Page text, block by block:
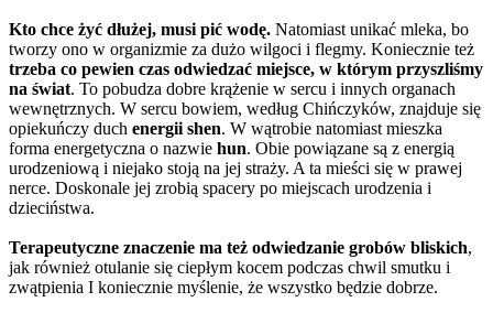
Kto chce żyć dłużej, musi pić wodę. Natomiast unikać mleka, bo
tworzy ono w organizmie za dużo wilgoci i flegmy. Koniecznie też
trzeba co pewien czas odwiedzać miejsce, w którym przyszliśmy
na świat. To pobudza dobre krążenie w sercu i innych organach
wewnętrznych. W sercu bowiem, według Chińczyków, znajduje się
opiekuńczy duch energii shen. W wątrobie natomiast mieszka
forma energetyczna o nazwie hun. Obie powiązane są z energią
urodzeniową i niejako stoją na jej straży. A ta mieści się w prawej
nerce. Doskonale jej zrobią spacery po miejscach urodzenia i
dzieciństwa.
Terapeutyczne znaczenie ma też odwiedzanie grobów bliskich,
jak również otulanie się ciepłym kocem podczas chwil smutku i
zwątpienia I koniecznie myślenie, że wszystko będzie dobrze.